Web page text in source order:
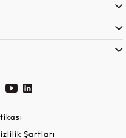
Şartları